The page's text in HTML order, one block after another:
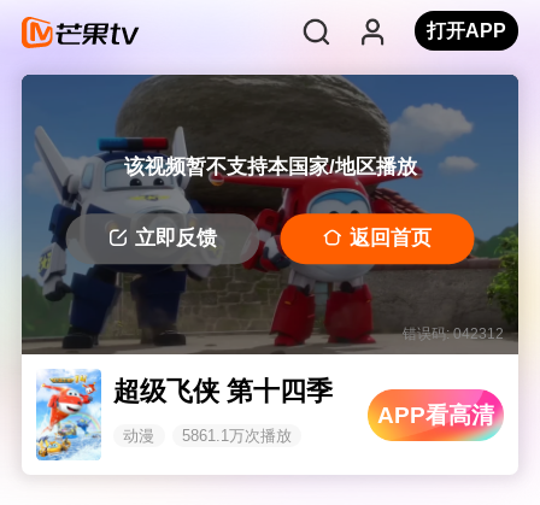
打开APP
该视频暂不支持本国家/地区播放
立即反馈 返回首页
错误码: 042312
超级飞侠 第十四季
动漫 5861.1万次播放
APP看高清